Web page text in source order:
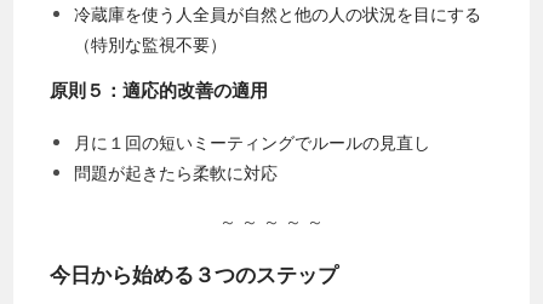
冷蔵庫を使う人全員が自然と他の人の状況を目にする
（特別な監視不要）
原則５：適応的改善の適用
月に１回の短いミーティングでルールの見直し
問題が起きたら柔軟に対応
～ ～ ～ ～ ～
今日から始める３つのステップ